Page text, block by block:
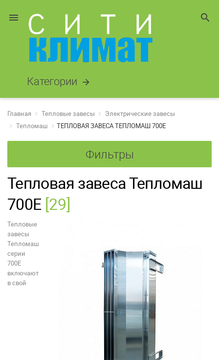
menu search
Категории arrow_forward
Главная Тепловые завесы
Электрические завесы
Тепломаш
ТЕПЛОВАЯ ЗАВЕСА ТЕПЛОМАШ 700Е
Фильтры
Тепловая завеса Тепломаш
700Е[29]
Тепловые
завесы
Тепломаш
серии
700Е
включают
в свой